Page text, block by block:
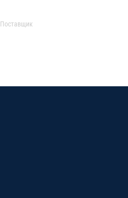
Поставщик